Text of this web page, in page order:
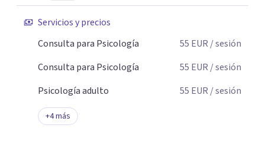
Servicios y precios
Consulta para Psicología
55 EUR / sesión
Consulta para Psicología
55 EUR / sesión
Psicología adulto
55 EUR / sesión
+4más